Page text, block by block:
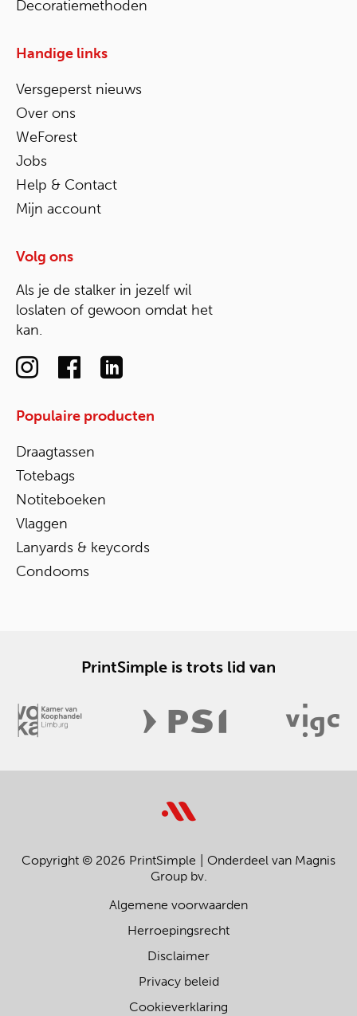
Decoratiemethoden
Handige links
Versgeperst nieuws
Over ons
WeForest
Jobs
Help & Contact
Mijn account
Volg ons
Als je de stalker in jezelf wil
loslaten of gewoon omdat het
kan.
Populaire producten
Draagtassen
Totebags
Notiteboeken
Vlaggen
Lanyards & keycords
Condooms
PrintSimple is trots lid van
Copyright © 2026 PrintSimple
Onderdeel van Magnis
Group bv.
Algemene voorwaarden
Herroepingsrecht
Disclaimer
Privacy beleid
Cookieverklaring